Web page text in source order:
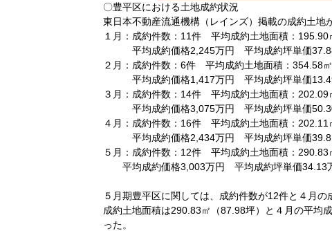
〇豊平区における土地成約状況
東日本不動産流通機構（レインズ）掲載の成約土地
１月：成約件数：11件 平均成約土地面積：
平均成約価格2,245万円 平均成約坪単価
２月：成約件数：6件 平均成約土地面積：354.58
平均成約価格1,417万円 平均成約坪単価
３月：成約件数：14件 平均成約土地面積：
平均成約価格3,075万円 平均成約坪単価
４月：成約件数：16件 平均成約土地面積：
平均成約価格2,434万円 平均成約坪単価
５月：成約件数：12件 平均成約土地面積：
平均成約価格3,003万円 平均成約坪単価34.13
５月期豊平区に関しては、成約件数が12件と４月の
成約土地面積は290.83㎡（87.98坪）
と４月の平均
った。